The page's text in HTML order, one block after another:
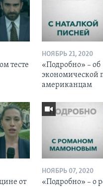
тесте
НОЯБРЬ 21, 2020
«Подробно» – об
экономической
американцам
от
НОЯБРЬ 07, 2020
«Подробно» – о